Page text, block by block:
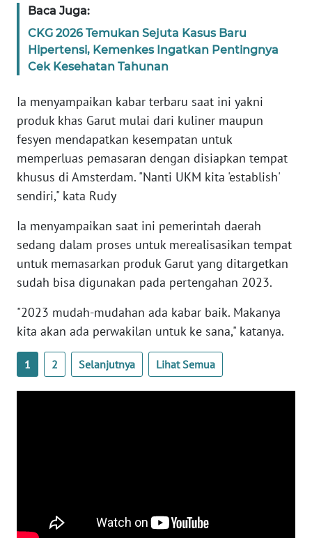
Baca Juga:
CKG 2026 Temukan Sejuta Kasus Baru
Hipertensi, Kemenkes Ingatkan Pentingnya
Cek Kesehatan Tahunan
Ia menyampaikan kabar terbaru saat ini yakni
produk khas Garut mulai dari kuliner maupun
fesyen mendapatkan kesempatan untuk
memperluas pemasaran dengan disiapkan tempat
khusus di Amsterdam. "Nanti UKM kita 'establish'
sendiri," kata Rudy
Ia menyampaikan saat ini pemerintah daerah
sedang dalam proses untuk merealisasikan tempat
untuk memasarkan produk Garut yang ditargetkan
sudah bisa digunakan pada pertengahan 2023.
"2023 mudah-mudahan ada kabar baik. Makanya
kita akan ada perwakilan untuk ke sana," katanya.
1 2 Selanjutnya Lihat Semua
WN
RIAU
JAMBI
WN
SULTRA
NTB
WN
WN
SULBAR
WN